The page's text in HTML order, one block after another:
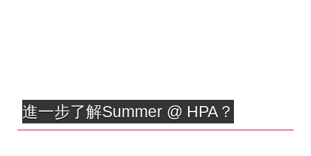
進一步了解Summer @ HPA？